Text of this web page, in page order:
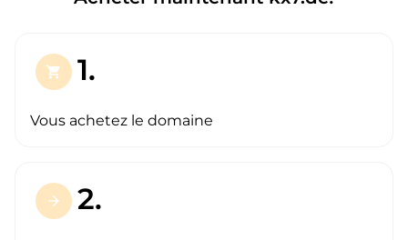
shopping_cart 1.
Vous achetez le domaine
arrow_forward 2.